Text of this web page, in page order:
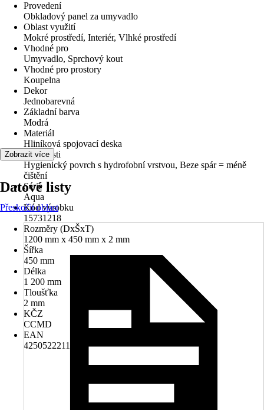
Provedení
Obkladový panel za umyvadlo
Oblast využití
Mokré prostředí, Interiér, Vlhké prostředí
Vhodné pro
Umyvadlo, Sprchový kout
Vhodné pro prostory
Koupelna
Dekor
Jednobarevná
Základní barva
Modrá
Materiál
Hliníková spojovací deska
Vlastnosti
Hygienický povrch s hydrofobní vrstvou, Beze spár = méně
čištění
Série
Aqua
Kód výrobku
15731218
Rozměry (DxŠxT)
1200 mm x 450 mm x 2 mm
Šířka
450 mm
Délka
1 200 mm
Tloušťka
2 mm
KČZ
CCMD
EAN
4250522211576
Zobrazit více
Datové listy
Přeskočit oblast